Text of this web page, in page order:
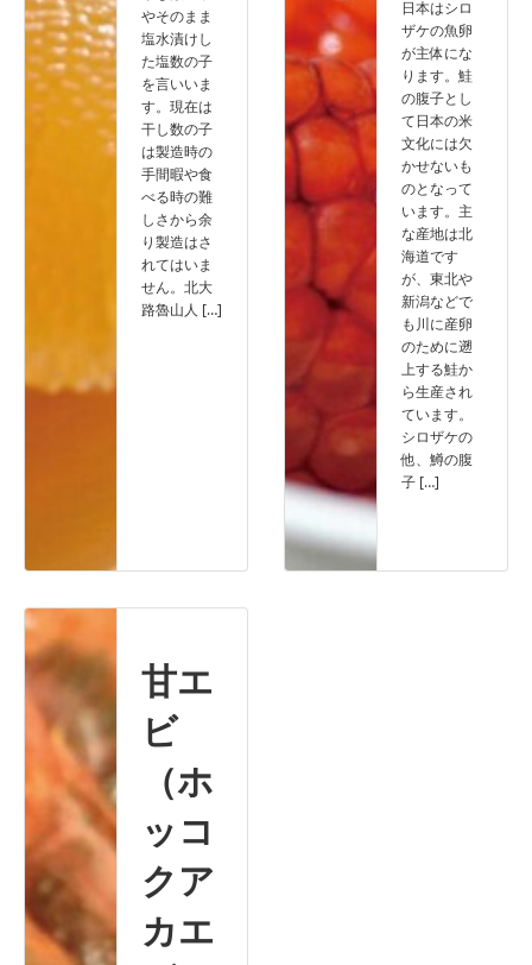
やそのまま
塩水漬けし
た塩数の子
を言いいま
す。現在は
干し数の子
は製造時の
手間暇や食
べる時の難
しさから余
り製造はさ
れてはいま
せん。北大
路魯山人 […]
日本はシロ
ザケの魚卵
が主体にな
ります。鮭
の腹子とし
て日本の米
文化には欠
かせないも
のとなって
います。主
な産地は北
海道です
が、東北や
新潟などで
も川に産卵
のために遡
上する鮭か
ら生産され
ています。
シロザケの
他、鱒の腹
子 […]
甘エ
ビ
（ホ
ッコ
クア
カエ